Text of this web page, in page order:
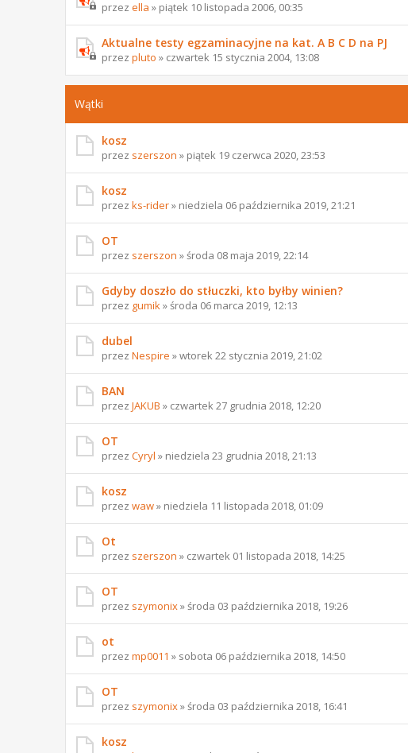
przez ella » piątek 10 listopada 2006, 00:35
Aktualne testy egzaminacyjne na kat. A B C D na PJ
przez pluto » czwartek 15 stycznia 2004, 13:08
Wątki
kosz
przez szerszon » piątek 19 czerwca 2020, 23:53
kosz
przez ks-rider» niedziela 06 października 2019, 21:21
OT
przez szerszon » środa 08 maja 2019, 22:14
Gdyby doszło do stłuczki, kto byłby winien?
przez gumik » środa 06 marca 2019, 12:13
dubel
przez Nespire » wtorek 22 stycznia 2019, 21:02
BAN
przez JAKUB » czwartek 27 grudnia 2018, 12:20
OT
przez Cyryl » niedziela 23 grudnia 2018, 21:13
kosz
przez waw» niedziela 11 listopada 2018, 01:09
Ot
przez szerszon » czwartek 01 listopada 2018, 14:25
OT
przez szymonix» środa 03 października 2018, 19:26
ot
przez mp0011 » sobota 06 października 2018, 14:50
OT
przez szymonix» środa 03 października 2018, 16:41
kosz